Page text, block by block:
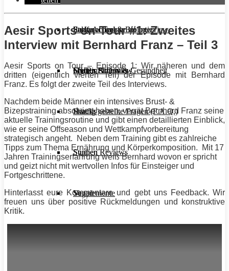
Stoffwechsel & Biologie
Frauen Fitness & Gesundheit
Häufig gestellte Fragen (F.A.Q.)
Studien Reviews
Supplemente
Salate
Shakes & Drinks
Snacks
Suppen
Vegan
Personal Trainer im Interview
Gym im Interview
Early Access
MHRx Archiv
Aesir Sports on Tour #1: Zweites
Interview mit Bernhard Franz – Teil 3
Aesir Sportson Tour – Episode 1: Wir näheren und dem
dritten (eigentlich vierten Teil) der Episode mit Bernhard
Franz. Es folgt der zweite Teil des Interviews.
Nachdem beide Männer ein intensives Brust- &
Bizepstraining absolviert haben, verrät Bernhard Franz seine
aktuelle Trainingsroutine und gibt einen detaillierten Einblick,
wie er seine Offseason und Wettkampfvorbereitung
strategisch angeht. Neben dem Training gibt es zahlreiche
Tipps zum Thema Ernährung und Körperkomposition. Mit 17
Jahren Trainingserfahrung weiß Bernhard wovon er spricht
und geizt nicht mit wertvollen Infos für Einsteiger und
Fortgeschrittene.
Hinterlasst eure Kommentare und gebt uns Feedback. Wir
freuen uns über positive Rückmeldungen und konstruktive
Kritik.